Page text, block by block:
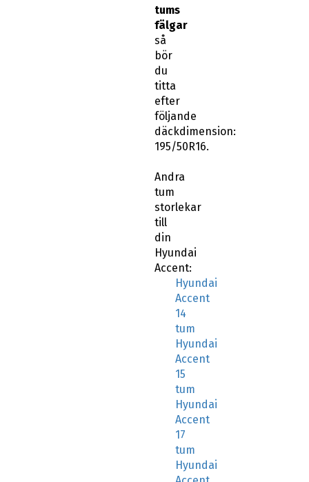
tums
fälgar
så
bör
du
titta
efter
följande
däckdimension:
195/50R16.
Andra
tum
storlekar
till
din
Hyundai
Accent:
Hyundai
Accent
14
tum
Hyundai
Accent
15
tum
Hyundai
Accent
17
tum
Hyundai